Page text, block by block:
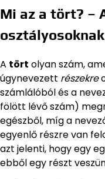
Mi az a tört? –
osztályosoknak
A tört olyan szám,
úgynevezett részekre
számlálóból és a
fölött lévő szám)
egészből, míg a
egyenlő részre van
azt jelenti, hogy egy
ebből egy részt